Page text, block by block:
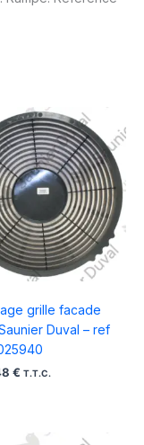
grille facade
Duval – ref
€ T.T.C.